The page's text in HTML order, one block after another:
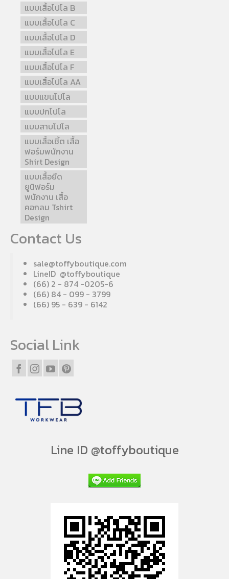
แบบเสื้อโปโล B
แบบเสื้อโปโล C
แบบเสื้อโปโล D
แบบเสื้อโปโล E
แบบเสื้อโปโล F
แบบเสื้อโปโล AA
แบบแขนโปโล
แบบปกโปโล
แบบสาบโปโล
แบบเสื้อเชิ้ต เสื้อ
ฟอร์มพนักงาน
Shirt Design
แบบเสื้อยืด
ยูนิฟอร์ม
พนักงาน เสื้อ
คอกลม Tshirt
Design
Contact Us
sale@toffyboutique.com
LineID @toffyboutique
(66) 2 - 874 -0205-6
(66) 84 - 099 - 3799
(66) 95 - 639 - 6142
Social Link
Line ID @toffyboutique